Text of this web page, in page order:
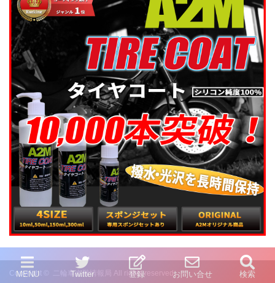
Copyright © 二輪車盗難情報局 All rights reserved.
MENU Twitter 登録 お問い合せ 検索